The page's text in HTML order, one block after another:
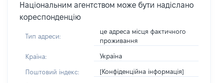
Національним агентством може бути надіслано
кореспонденцію
Тип адреси:
це адреса місця фактичного
проживання
Країна: Україна
Поштовий індекс: [Конфіденційна інформація]